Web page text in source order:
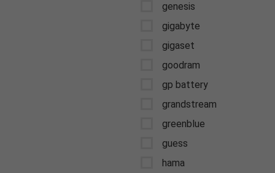
genesis
gigabyte
gigaset
goodram
gp battery
grandstream
greenblue
guess
hama